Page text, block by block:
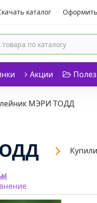
каталог
Акции
МЭРИ ТОДД